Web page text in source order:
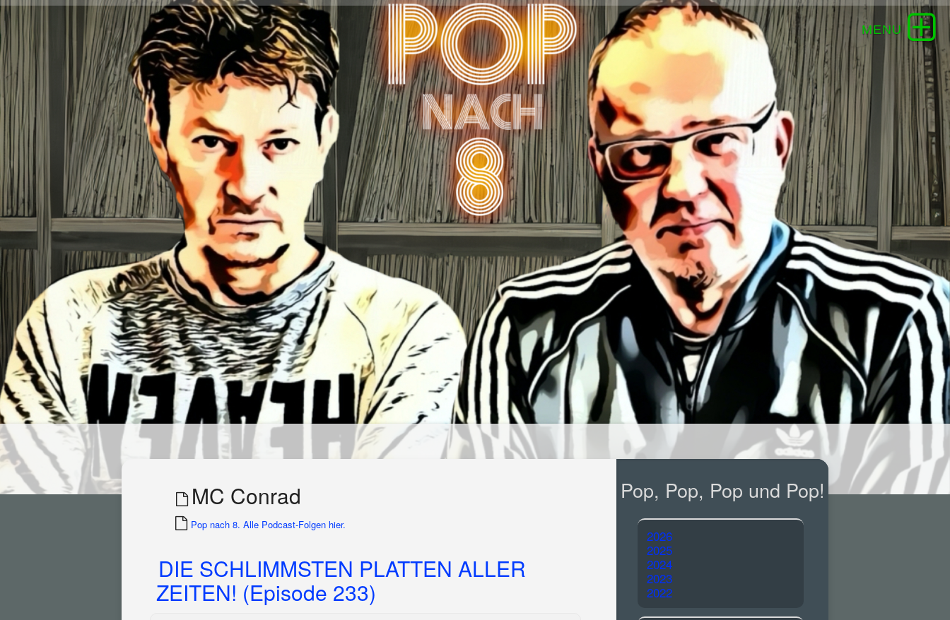
MC Conrad
Pop nach 8. Alle Podcast-Folgen hier.
DIE SCHLIMMSTEN PLATTEN ALLER
ZEITEN! (Episode 233)
Pop, Pop, Pop und Pop!
2026
2025
2024
2023
2022